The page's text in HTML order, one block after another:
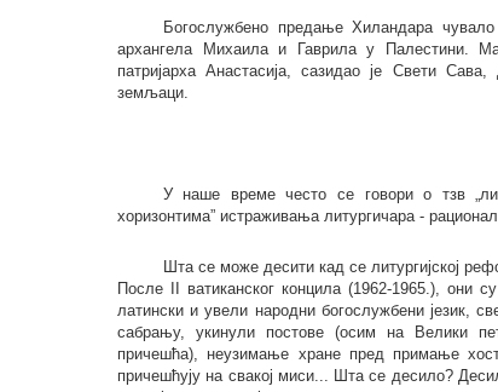
Богослужбено предање Хиландара
архангела Михаила и Гаврила у Палестини.
патријарха Анастасија, сазидао је Свети
земљаци.
У наше време често се говори о тзв
хоризонтима” истраживања литургичара -
Шта се може десити кад се литургијској
После II ватиканског концила (1962-1965.), они
латински и увели народни богослужбени језик,
сабрању, укинули постове (осим на Велики
причешћа), неузимање хране пред примање
причешћују на свакој миси... Шта се десило?